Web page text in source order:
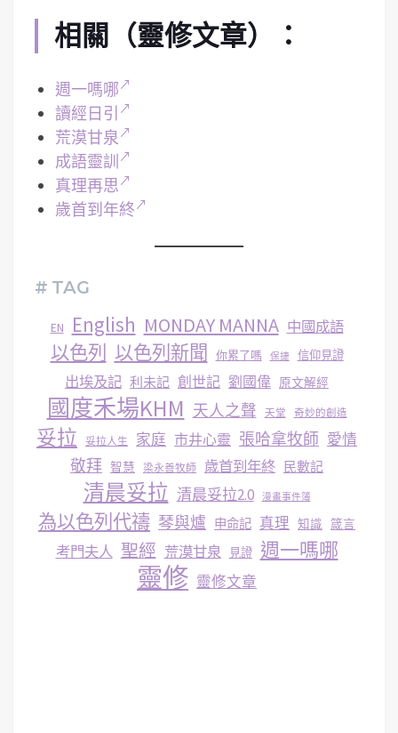
相關（靈修文章）：
週一嗎哪
讀經日引
荒漠甘泉
成語靈訓
真理再思
歲首到年終
# TAG
EN English MONDAY MANNA 中國成語
以色列 以色列新聞 你累了嗎 保捷 信仰見證
出埃及記 利未記 創世記 劉國偉 原文解經
國度禾場KHM 天人之聲 天堂 奇妙的創造
妥拉 妥拉人生 家庭 市井心靈 張哈拿牧師 愛情
敬拜 智慧 梁永善牧師 歳首到年終 民數記
清晨妥拉 清晨妥拉2.0 漫畫事件簿
為以色列代禱 琴與爐 申命記 真理 知識 箴言
考門夫人 聖經 荒漠甘泉 見證 週一嗎哪
靈修 靈修文章